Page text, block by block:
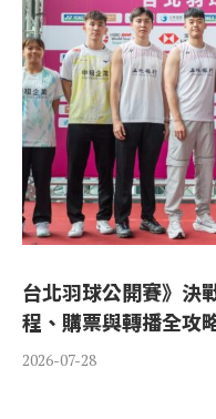
台北羽球公開賽》決
程、購票與轉播全攻
2026-07-28